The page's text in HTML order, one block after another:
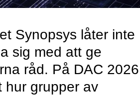
Synopsys låter inte
sig med att ge
råd. På DAC 2026
hur grupper av